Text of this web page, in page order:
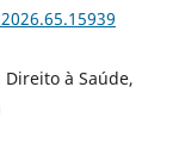
Direito à Saúde,